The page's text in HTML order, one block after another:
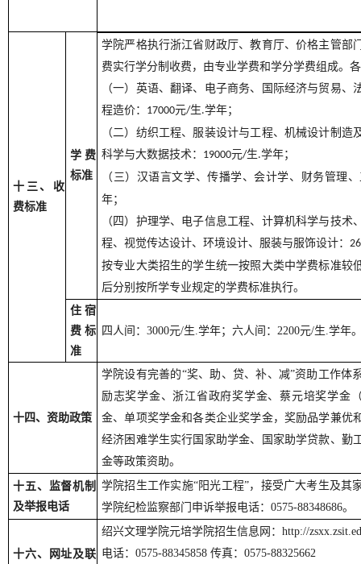
十三、收
费标准
学费
标准
学院严格执行浙江省财政厅、教育厅、价格主管部
费实行学分制收费，由专业学费和学分学费组成。
（一）英语、翻译、电子商务、国际经济与贸易、
程造价： 17000元/生.学年；
（二）纺织工程、服装设计与工程、机械设计制造
科学与大数据技术： 19000元/生.学年；
（三）汉语言文学、传播学、会计学、财务管理
年；
（四）护理学、电子信息工程、计算机科学与技术
程、视觉传达设计、环境设计、服装与服饰设计：
按专业大类招生的学生统一按照大类中学费标准较
后分别按所学专业规定的学费标准执行。
住宿
费标
准
四人间：3000元/生.学年；六人间：2200元/生.学年
十四、资助政策
学院设有完善的“奖、助、贷、补、减”资助工作体
励志奖学金、浙江省政府奖学金、蔡元培奖学金
金、单项奖学金和各类企业奖学金，奖励品学兼优
经济困难学生实行国家助学金、国家助学贷款、勤
金等政策资助。
十五、监督机制
及举报电话
学院招生工作实施“阳光工程”，接受广大考生及其
学院纪检监察部门申诉举报电话：0575-88348686。
十六、网址及联
绍兴文理学院元培学院招生信息网：http://
电话：0575-88345858 传真：0575-88325662